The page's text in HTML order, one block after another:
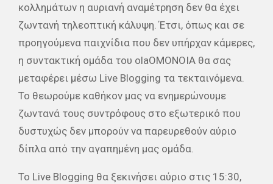
κολλημάτων η αυριανή αναμέτρηση δεν θα έχει
ζωντανή τηλεοπτική κάλυψη. Έτσι, όπως και σε
προηγούμενα παιχνίδια που δεν υπήρχαν κάμερες,
η συντακτική ομάδα του olaOMONOIA θα σας
μεταφέρει μέσω Live Blogging τα τεκταινόμενα.
Το θεωρούμε καθήκον μας να ενημερώνουμε
ζωντανά τους συντρόφους στο εξωτερικό που
δυστυχώς δεν μπορούν να παρευρεθούν αύριο
δίπλα από την αγαπημένη μας ομάδα.
Το Live Blogging θα ξεκινήσει αύριο στις 15:30,